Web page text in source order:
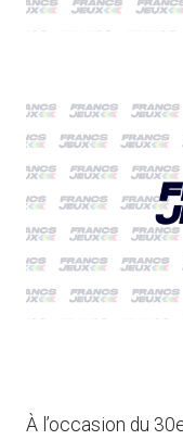
À l’occasion du